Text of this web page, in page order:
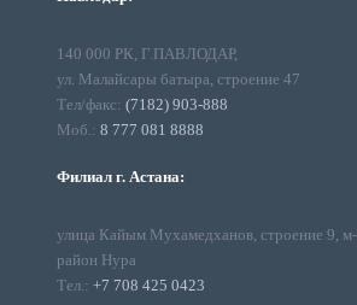
140 000 РК, Г.ПАВЛОДАР,
ул. Малайсары батыра, строение 47
Тел/факс: (7182) 903-888
Моб.: 8 777 081 8888
Филиал г. Астана:
улица Кайым Мухамедханов, строение 9,
район Нура
Тел.: +7 708 425 0423